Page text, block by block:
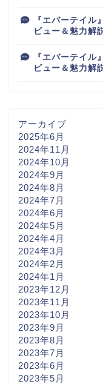
『エバーテイル
ビュー＆魅力解
『エバーテイル
ビュー＆魅力解
アーカイブ
2025年6月
2024年11月
2024年10月
2024年9月
2024年8月
2024年7月
2024年6月
2024年5月
2024年4月
2024年3月
2024年2月
2024年1月
2023年12月
2023年11月
2023年10月
2023年9月
2023年8月
2023年7月
2023年6月
2023年5月